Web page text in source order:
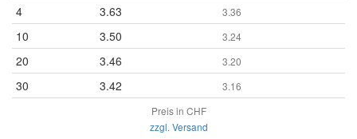
4 3.63 3.36
10 3.50 3.24
20 3.46 3.20
30 3.42
3.16
Preis in CHF
zzgl. Versand